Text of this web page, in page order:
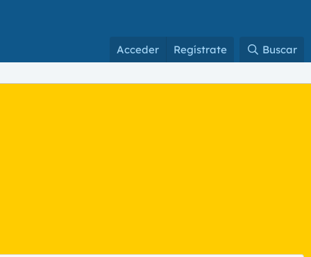
Acceder Regístrate Buscar